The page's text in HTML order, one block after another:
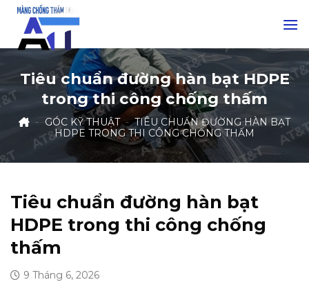
Skip
content
Tiêu chuẩn đường hàn bạt HDPE
trong thi công chống thấm
- GÓC KỸ THUẬT - TIÊU CHUẨN ĐƯỜNG HÀN BẠT
HDPE TRONG THI CÔNG CHỐNG THẤM
Tiêu chuẩn đường hàn bạt
HDPE trong thi công chống
thấm
9 Tháng 6, 2026